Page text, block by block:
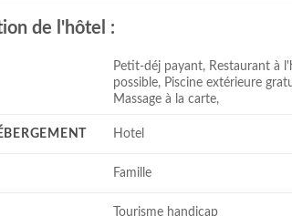
de l'hôtel :
Petit-déj payant, Restaurant à
possible, Piscine extérieure
Massage à la carte,
Hotel
Famille
Tourisme handicap